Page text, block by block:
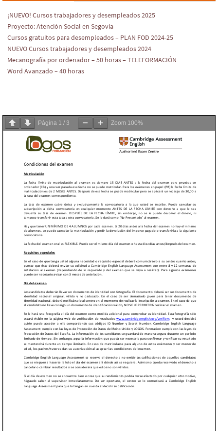
¡NUEVO! Cursos trabajadores y desempleados 2025
Proyecto: Atención Social en Segovia
Cursos gratuitos para desempleados – PLAN FOD 2024-25
NUEVO Cursos trabajadores y desempleados 2024
Mecanografía por ordenador – 50 horas – TELEFORMACIÓN
Word Avanzado – 40 horas
Página 1 / 3 Zoom 100%